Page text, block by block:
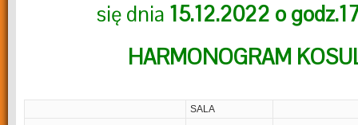
się dnia 15.12.2022 o
HARMONOGRAM
SALA